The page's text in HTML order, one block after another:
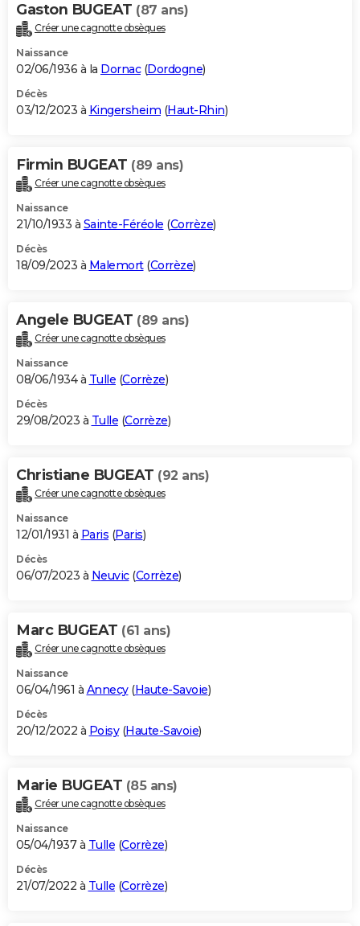
Gaston BUGEAT (87 ans)
Créer une cagnotte obsèques
Naissance
02/06/1936 à la Dornac(Dordogne)
Décès
03/12/2023 à Kingersheim (Haut-Rhin)
Firmin BUGEAT (89 ans)
Créer une cagnotte obsèques
Naissance
21/10/1933 à Sainte-Féréole (Corrèze)
Décès
18/09/2023 à Malemort(Corrèze)
Angele BUGEAT (89 ans)
Créer une cagnotte obsèques
Naissance
08/06/1934 à Tulle (Corrèze)
Décès
29/08/2023 à Tulle (Corrèze)
Christiane BUGEAT (92 ans)
Créer une cagnotte obsèques
Naissance
12/01/1931 à Paris (Paris)
Décès
06/07/2023 à Neuvic(Corrèze)
Marc BUGEAT (61 ans)
Créer une cagnotte obsèques
Naissance
06/04/1961 à Annecy(Haute-Savoie)
Décès
20/12/2022 à Poisy(Haute-Savoie)
Marie BUGEAT (85 ans)
Créer une cagnotte obsèques
Naissance
05/04/1937 à Tulle (Corrèze)
Décès
21/07/2022 à Tulle (Corrèze)